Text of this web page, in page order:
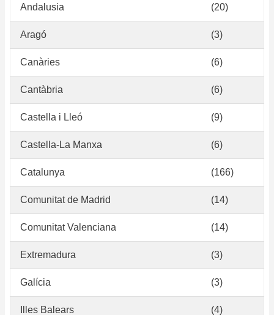
Andalusia (20)
Aragó (3)
Canàries (6)
Cantàbria (6)
Castella i Lleó (9)
Castella-La Manxa (6)
Catalunya (166)
Comunitat de Madrid (14)
Comunitat Valenciana (14)
Extremadura (3)
Galícia (3)
Illes Balears (4)